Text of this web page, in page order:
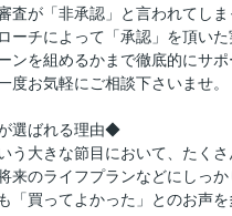
査が「非承認」と言われてしま
ーチによって「承認」を頂いた
ンを組めるかまで徹底的にサポ
度お気軽にご相談下さいませ。
選ばれる理由◆
う大きな節目において、たくさ
来のライフプランなどにしっか
「買ってよかった」とのお声を